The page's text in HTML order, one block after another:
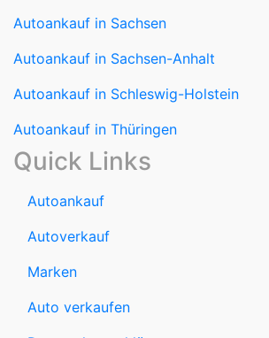
Autoankauf in Sachsen
Autoankauf in Sachsen-Anhalt
Autoankauf in Schleswig-Holstein
Autoankauf in Thüringen
Quick Links
Autoankauf
Autoverkauf
Marken
Auto verkaufen